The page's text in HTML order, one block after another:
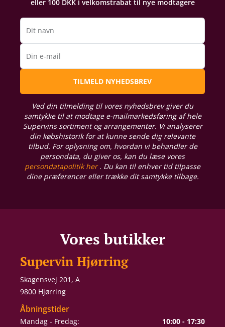
eller 100 DKK i velkomstrabat til nye modtagere
Dit navn
Din e-mail
TILMELD NYHEDSBREV
Ved din tilmelding til vores nyhedsbrev giver du
samtykke til at modtage e-mailmarkedsføring af hele
Supervins sortiment og arrangementer. Vi analyserer
din købshistorik for at kunne sende dig relevante
tilbud. For oplysning om, hvordan vi behandler de
persondata, du giver os, kan du læse vores
persondatapolitik her. Du kan til enhver tid tilpasse
dine præferencer eller trække dit samtykke tilbage.
Vores butikker
Supervin Hjørring
Skagensvej 201, A
9800 Hjørring
Åbningstider
Mandag - Fredag:
10:00 - 17:30